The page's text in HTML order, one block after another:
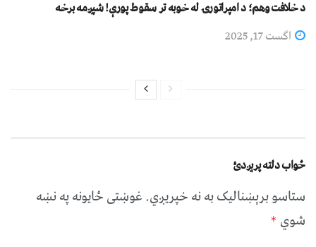
د خلافت وهم؛ د امپراتورۍ له خوبه تر سقوط پورې! شپږمه برخه
اگست 17, 2025
ځواب دلته پرېږدئ
ستاسو برېښناليک به نه خپريږي.غوښتى ځایونه په نښه
شوي *